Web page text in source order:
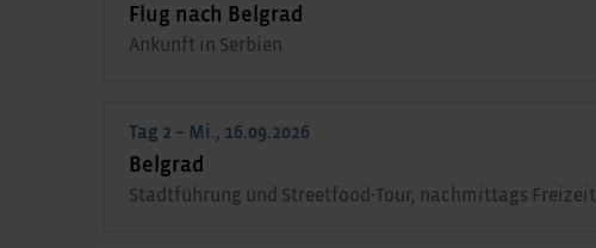
Flug nach Belgrad
Ankunft in Serbien
Tag 2 – Mi., 16.09.2026
Belgrad
Stadtführung und Streetfood-Tour, nachmittags Freizeit